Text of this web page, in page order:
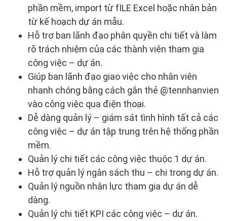
phần mềm, import từ fILE Excel hoặc nhân bản
từ kế hoạch dự án mẫu.
Hỗ trợ ban lãnh đạo phân quyền chi tiết và làm
rõ trách nhiệm của các thành viên tham gia
công việc – dự án.
Giúp ban lãnh đạo giao việc cho nhân viên
nhanh chóng bằng cách gắn thẻ @tennhanvien
vào công việc qua điện thoại.
Dễ dàng quản lý – giám sát tình hình tất cả các
công việc – dự án tập trung trên hệ thống phần
mềm.
Quản lý chi tiết các công việc thuộc 1 dự án.
Hỗ trợ quản lý ngân sách thu – chi trong dự án.
Quản lý nguồn nhân lực tham gia dự án dễ
dàng.
Quản lý chi tiết KPI các công việc – dự án.